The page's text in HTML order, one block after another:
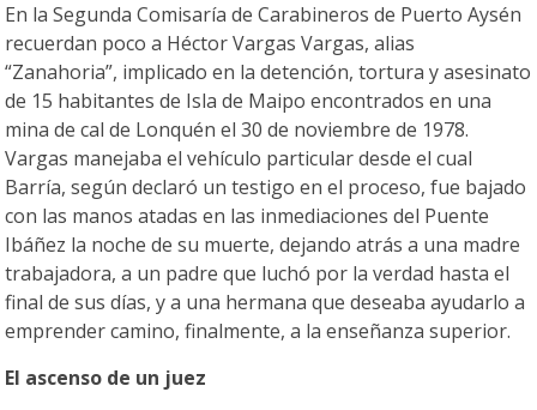
En la Segunda Comisaría de Carabineros de Puerto Aysén
recuerdan poco a Héctor Vargas Vargas, alias
“Zanahoria”, implicado en la detención, tortura y asesinato
de 15 habitantes de Isla de Maipo encontrados en una
mina de cal de Lonquén el 30 de noviembre de 1978.
Vargas manejaba el vehículo particular desde el cual
Barría, según declaró un testigo en el proceso, fue bajado
con las manos atadas en las inmediaciones del Puente
Ibáñez la noche de su muerte, dejando atrás a una madre
trabajadora, a un padre que luchó por la verdad hasta el
final de sus días, y a una hermana que deseaba ayudarlo a
emprender camino, finalmente, a la enseñanza superior.
El ascenso de un juez